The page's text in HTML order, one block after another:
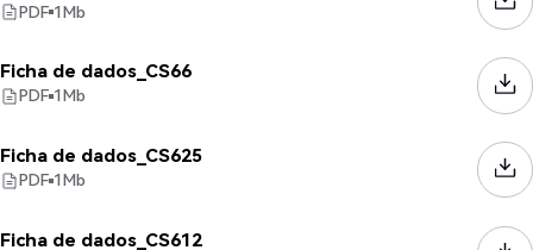
PDF 1Mb
Ficha de dados_CS66
PDF 1Mb
Ficha de dados_CS625
PDF 1Mb
Ficha de dados_CS612